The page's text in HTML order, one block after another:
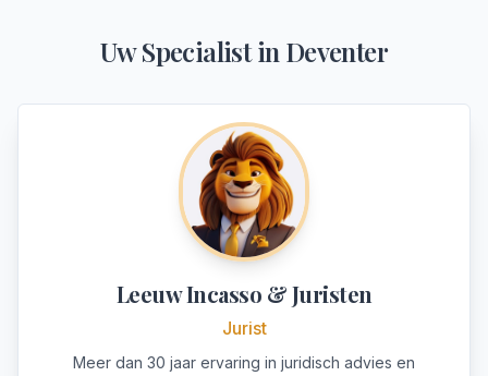
Uw Specialist in Deventer
Leeuw Incasso & Juristen
Jurist
Meer dan 30 jaar ervaring in juridisch advies en